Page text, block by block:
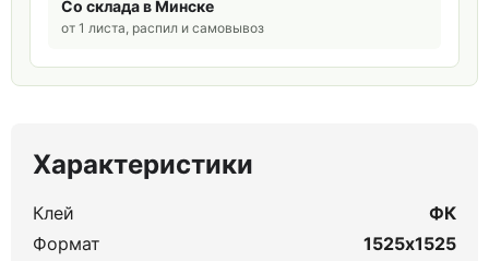
Со склада в Минске
от 1 листа, распил и самовывоз
Характеристики
Клей
ФК
Формат
1525х1525